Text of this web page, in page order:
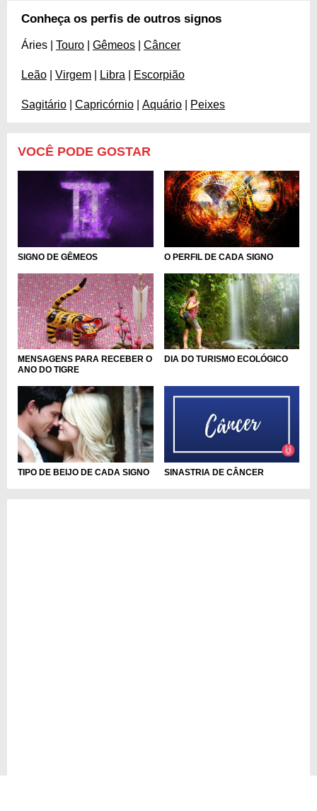
Conheça os perfis de outros signos
Áries | Touro Gêmeos Câncer
Leão Virgem Libra Escorpião
Sagitário Capricórnio Aquário Peixes
VOCÊ PODE GOSTAR
SIGNO DE GÊMEOS O PERFIL DE CADA SIGNO
MENSAGENS PARA RECEBER O
ANO DO TIGRE
DIA DO TURISMO ECOLÓGICO
TIPO DE BEIJO DE CADA SIGNO SINASTRIA DE CÂNCER